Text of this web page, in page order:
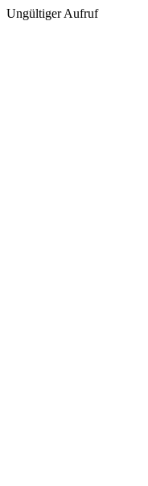
Ungültiger Aufruf